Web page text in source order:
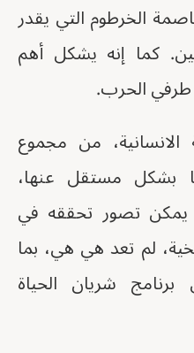
الخرطوم التي يقدر
كما إنه يشكل أهم
طرفي الحرب.
من مجموع
بشكل مستقل عنها،
يمكن تصور تحققه في
لم تعد هي هي، بما
شريان الحياة